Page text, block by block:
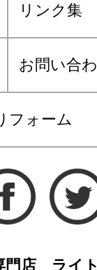
リンク集
お問い合
フォーム
門店 ライ